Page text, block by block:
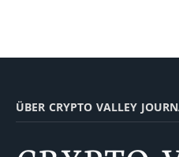
ÜBER CRYPTO VALLEY